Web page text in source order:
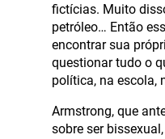
fictícias. Muito
petróleo… Então
encontrar sua
questionar tudo o
política, na escola,
Armstrong, que
sobre ser